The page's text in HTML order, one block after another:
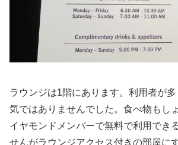
ラウンジは1階にあります。利用者が
気ではありませんでした。食べ物もし
イヤモンドメンバーで無料で利用でき
せんがラウンジアクセス付きの部屋に